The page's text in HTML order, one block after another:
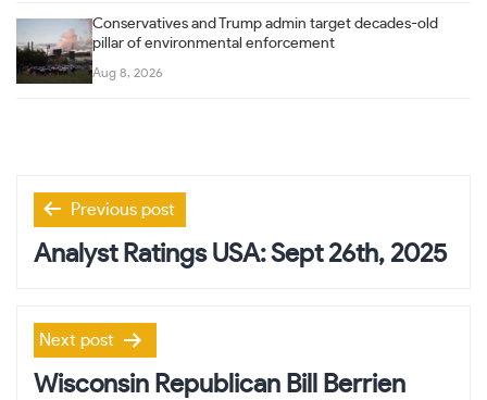
Conservatives and Trump admin target decades-old
pillar of environmental enforcement
Aug 8, 2026
Post
navigation
Previous post
Analyst Ratings USA: Sept 26th, 2025
Next post
Wisconsin Republican Bill Berrien